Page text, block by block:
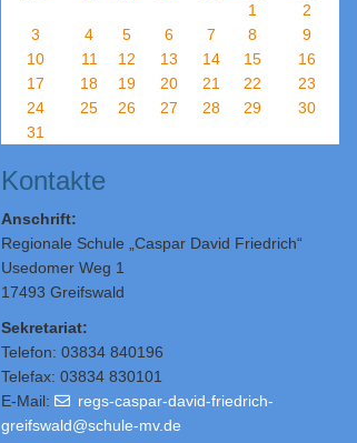
1
2
3
4 5 6 7 8
9
10
11 12 13 14 15
16
17
18 19 20 21 22
23
24
25 26 27 28 29
30
31
Kontakte
Anschrift:
Regionale Schule „Caspar David Friedrich“
Usedomer Weg 1
17493 Greifswald
Sekretariat:
Telefon: 03834 840196
Telefax: 03834 830101
E-Mail:
regs-caspar-david-friedrich-
greifswald@schule-mv.de